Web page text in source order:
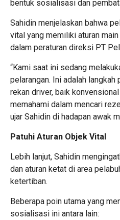
bentuk sosialisasi dan
Sahidin menjelaskan bahwa
vital yang memiliki aturan
dalam peraturan direksi PT
“Kami saat ini sedang
pelarangan. Ini adalah
rekan driver, baik
memahami dalam mencari
ujar Sahidin di hadapan awak
Patuhi Aturan Objek Vital
Lebih lanjut, Sahidin
dan aturan ketat di area
ketertiban.
Beberapa poin utama yang
sosialisasi ini antara lain: